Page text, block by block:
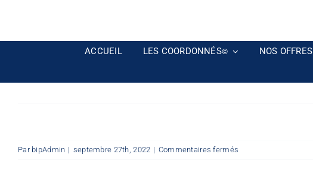
ACCUEIL LES COORDONNÉS© NOS OFFRES
Par bipAdmin | septembre 27th, 2022 | Commentaires fermés